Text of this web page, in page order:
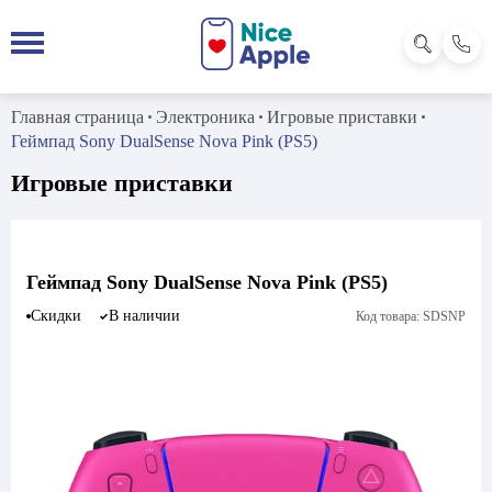
Главная страница Электроника
Игровые приставки
Геймпад Sony DualSense Nova Pink (PS5)
Игровые приставки
Геймпад Sony DualSense Nova Pink (PS5)
Скидки В наличии Код товара: SDSNP